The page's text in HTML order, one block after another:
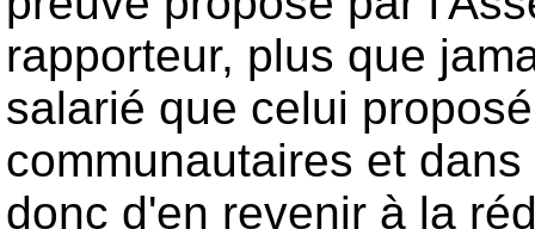
rapporteur, plus que
salarié que celui
communautaires et
donc d'en revenir à la